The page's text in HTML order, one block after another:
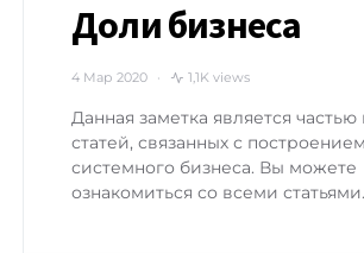
Доли бизнеса
4 Мар 2020 1,1K views
Данная заметка является частью
статей, связанных с построением
системного бизнеса. Вы можете
ознакомиться со всеми